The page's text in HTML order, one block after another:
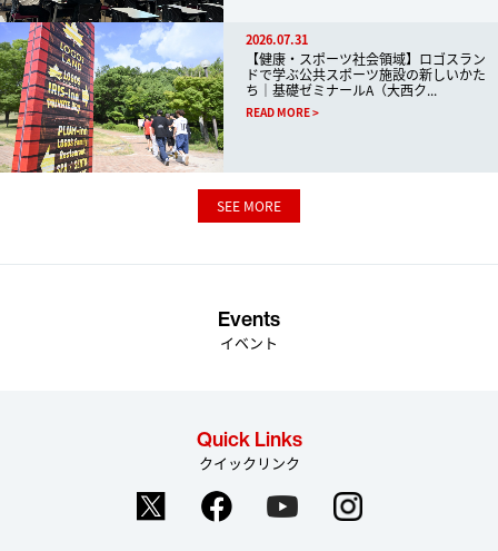
2026.07.31
【健康・スポーツ社会領域】ロゴスラン
ドで学ぶ公共スポーツ施設の新しいかた
ち｜基礎ゼミナールA（大西ク...
READ MORE
SEE MORE
Events
イベント
Quick Links
クイックリンク